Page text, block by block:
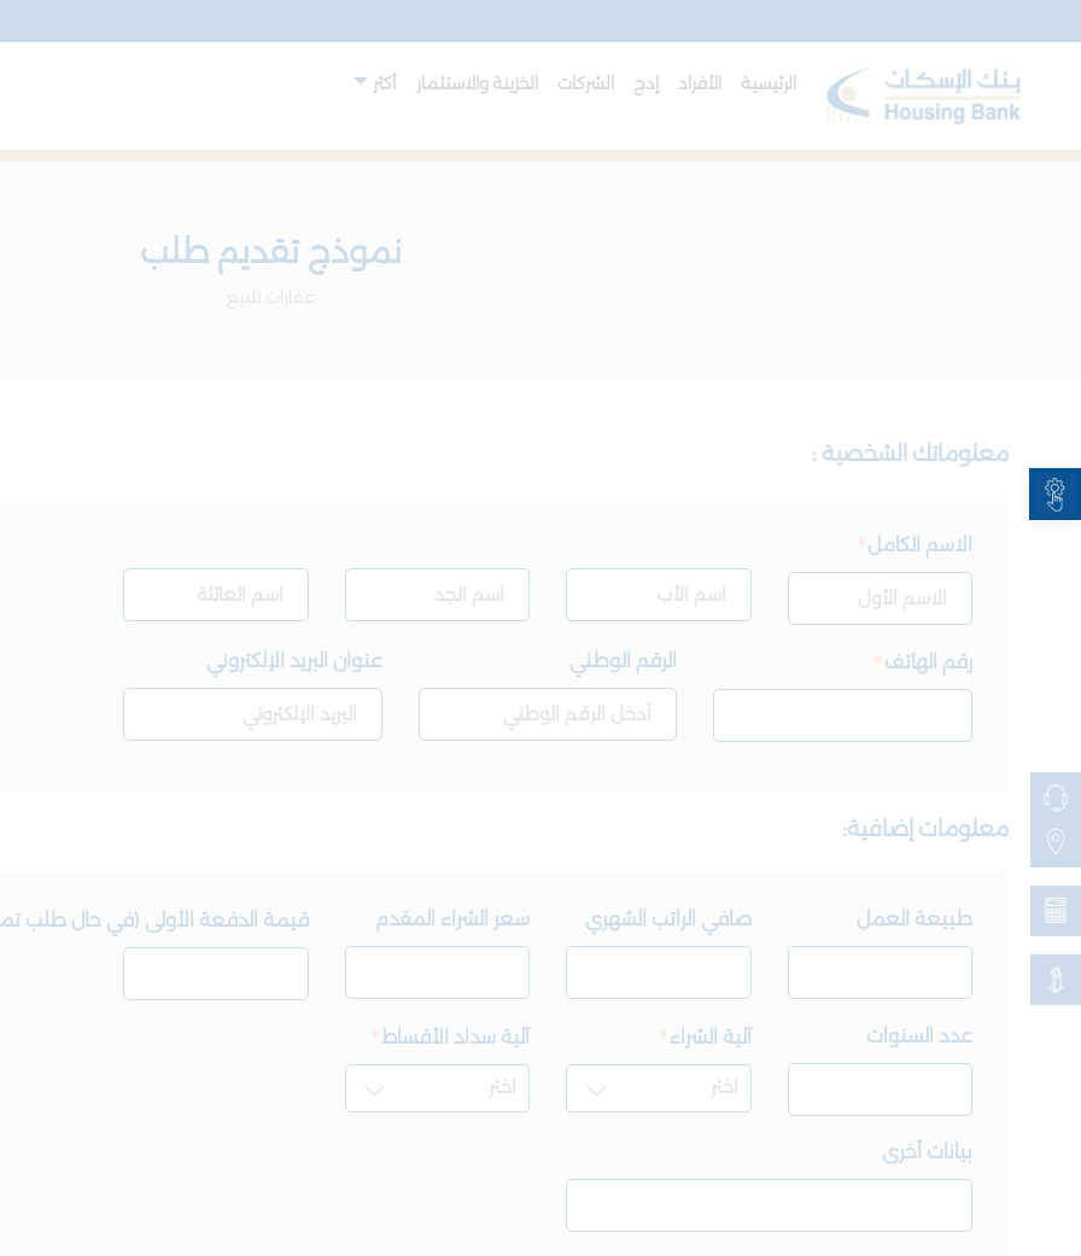
Open toolbar
الرئيسية الأفراد إدج الشركات الخزينة والاستثمار أكثر
نموذج تقديم طلب
عقارات للبيع
معلوماتك الشخصية :
الاسم الكامل
رقم الهاتف الرقم الوطني عنوان البريد الإلكتروني
معلومات إضافية:
طبيعة العمل صافي الراتب الشهري سعر الشراء المقدم قيمة الدفعة الأولى (في حال طلب
عدد السنوات آلية الشراء آلية سداد الأقساط
بيانات أخرى